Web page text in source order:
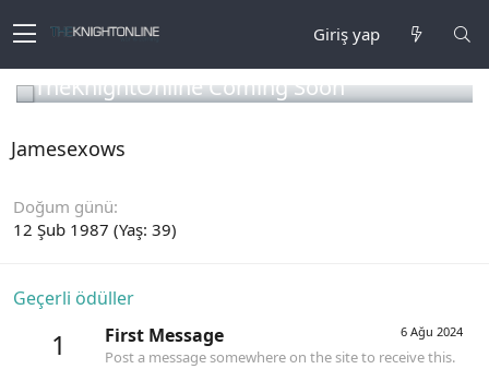
Giriş yap
TheKnightOnline Coming Soon
Jamesexows
Doğum günü
12 Şub 1987 (Yaş: 39)
Geçerli ödüller
1 6 Ağu 2024
First Message
Post a message somewhere on the site to receive this.